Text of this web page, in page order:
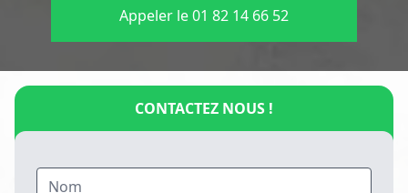
Appeler le 01 82 14 66 52
CONTACTEZ NOUS !